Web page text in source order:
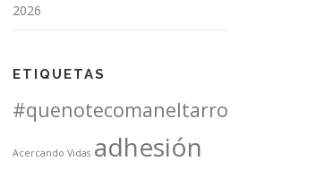
2026
ETIQUETAS
#quenotecomaneltarro
Acercando Vidas adhesión